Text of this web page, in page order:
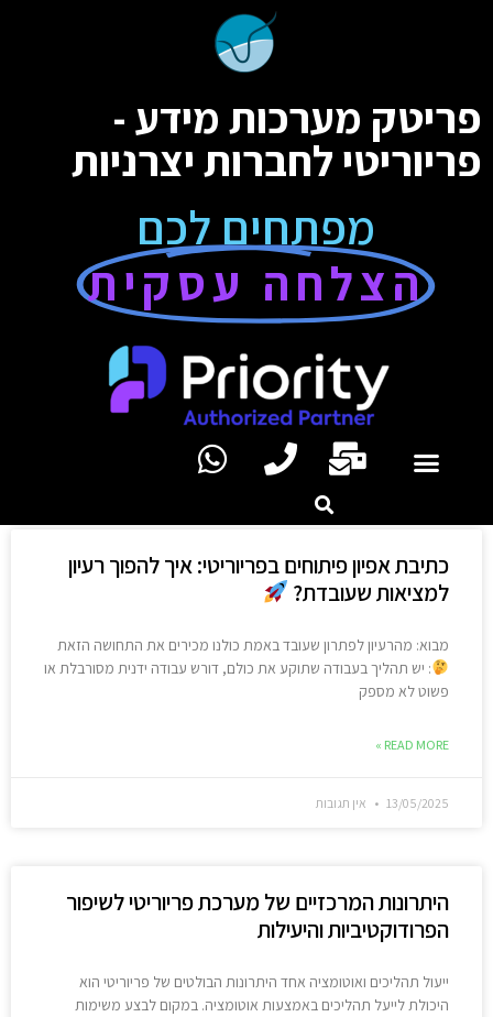
פריטק מערכות מידע -
פריוריטי לחברות יצרניות
מפתחים לכם
הצלחה עסקית
כתיבת אפיון פיתוחים בפריוריטי: איך להפוך רעיון
למציאות שעובדת?
מבוא: מהרעיון לפתרון שעובד באמת כולנו מכירים את התחושה הזאת
: יש תהליך בעבודה שתוקע את כולם, דורש עבודה ידנית מסורבלת או
פשוט לא מספק
READ MORE »
13/05/2025 אין תגובות
היתרונות המרכזיים של מערכת פריוריטי לשיפור
הפרודוקטיביות והיעילות
ייעול תהליכים ואוטומציה אחד היתרונות הבולטים של פריוריטי הוא
היכולת לייעל תהליכים באמצעות אוטומציה. במקום לבצע משימות